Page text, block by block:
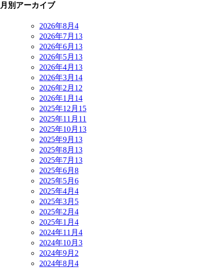
月別アーカイブ
2026年8月 4
2026年7月 13
2026年6月 13
2026年5月 13
2026年4月 13
2026年3月 14
2026年2月 12
2026年1月 14
2025年12月 15
2025年11月 11
2025年10月 13
2025年9月 13
2025年8月 13
2025年7月 13
2025年6月 8
2025年5月 6
2025年4月 4
2025年3月 5
2025年2月 4
2025年1月 4
2024年11月 4
2024年10月 3
2024年9月 2
2024年8月 4